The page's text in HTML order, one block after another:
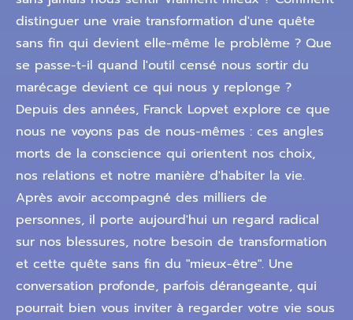
distinguer une vraie transformation d'une quête
sans fin qui devient elle-même le problème ? Que
se passe-t-il quand l'outil censé nous sortir du
marécage devient ce qui nous y replonge ?
Depuis des années, Franck Lopvet explore ce que
nous ne voyons pas de nous-mêmes : ces angles
morts de la conscience qui orientent nos choix,
nos relations et notre manière d'habiter la vie.
Après avoir accompagné des milliers de
personnes, il porte aujourd'hui un regard radical
sur nos blessures, notre besoin de transformation
et cette quête sans fin du "mieux-être". Une
conversation profonde, parfois dérangeante, qui
pourrait bien vous inviter à regarder votre vie sous